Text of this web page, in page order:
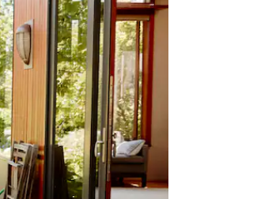
навигирайте с докосване или плъзгане.